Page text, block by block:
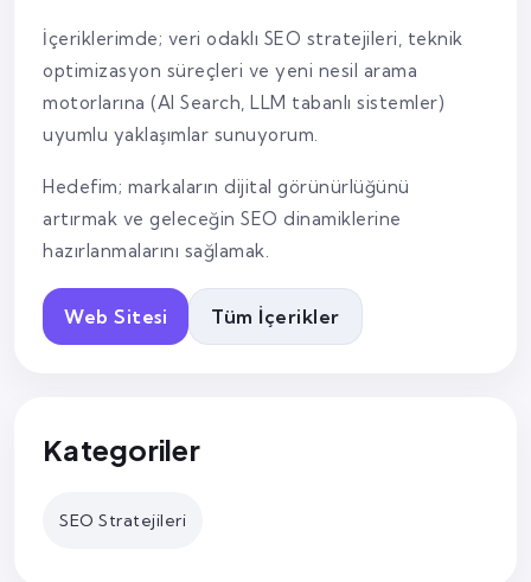
İçeriklerimde; veri odaklı SEO stratejileri, teknik
optimizasyon süreçleri ve yeni nesil arama
motorlarına (AI Search, LLM tabanlı sistemler)
uyumlu yaklaşımlar sunuyorum.
Hedefim; markaların dijital görünürlüğünü
artırmak ve geleceğin SEO dinamiklerine
hazırlanmalarını sağlamak.
Web Sitesi Tüm İçerikler
Kategoriler
SEO Stratejileri